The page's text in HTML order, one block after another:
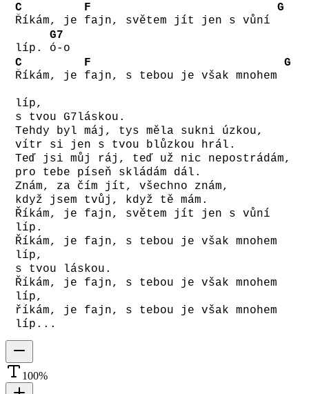
C
Říkám, je
F
fajn, světem jít jen s vůní
G
líp.
G7
ó-o
C
Říkám, je
F
fajn, s tebou je však mnohem
G
líp,
s tvou G7láskou.
Tehdy byl máj, tys měla sukni úzkou,
vítr si jen s tvou blůzkou hrál.
Teď jsi můj ráj, teď už nic nepostrádám,
pro tebe píseň skládám dál.
Znám, za čím jít, všechno znám,
když jsem tvůj, když tě mám.
Říkám, je fajn, světem jít jen s vůní
líp.
Říkám, je fajn, s tebou je však mnohem
líp,
s tvou láskou.
Říkám, je fajn, s tebou je však mnohem
líp,
říkám, je fajn, s tebou je však mnohem
líp...
100%